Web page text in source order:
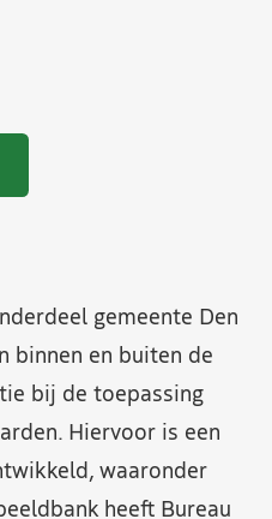
gemeente Den
binnen en buiten de
bij de toepassing
Hiervoor is een
waaronder
heeft Bureau